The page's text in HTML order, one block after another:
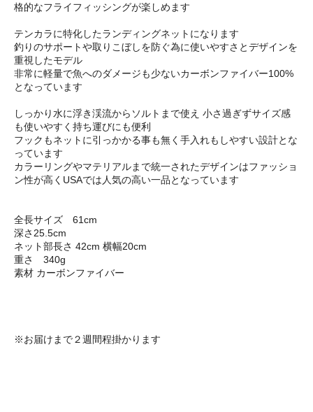
格的なフライフィッシングが楽しめます
テンカラに特化したランディングネットになります
釣りのサポートや取りこぼしを防ぐ為に使いやすさとデザインを
重視したモデル
非常に軽量で魚へのダメージも少ないカーボンファイバー100%
となっています
しっかり水に浮き渓流からソルトまで使え 小さ過ぎずサイズ感
も使いやすく持ち運びにも便利
フックもネットに引っかかる事も無く手入れもしやすい設計とな
っています
カラーリングやマテリアルまで統一されたデザインはファッショ
ン性が高くUSAでは人気の高い一品となっています
全長サイズ 61cm
深さ25.5cm
ネット部長さ 42cm 横幅20cm
重さ 340g
素材 カーボンファイバー
※お届けまで２週間程掛かります